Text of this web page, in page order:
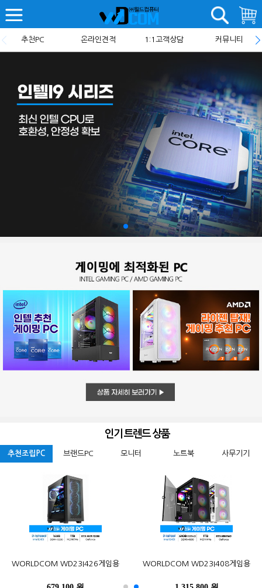
추천PC 온라인견적 1:1고객상담 커뮤니티
인기 트렌드 상품
추천조립PC 브랜드PC 모니터 노트북 사무기기
WORLDCOM WD23I426게임용 WORLDCOM WD23I408게임용
N100 Win10Pro (4GB, M.2
N10C6L2M Fanless Wi-Fi 6E Win11
MSI G27CQ4 E2 게이밍 170
WQHD HDR 무결점
한성컴퓨터 TFG32Q07P IPS QHD
리얼 75
포유디지탈 iMUZ 컨버터 탭 14 PRO
(스탠드 포함, SSD 256GB)
삼성전자 2017 노트북9 Always
NT900X3N-K517S (기본)
삼성전자 SL-C513W (기본토너) Epson 정품 무한 L6290 (무한잉크)